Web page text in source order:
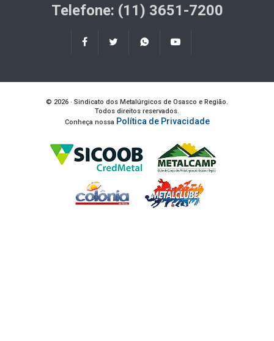
Telefone: (11) 3651-7200
© 2026 · Sindicato dos Metalúrgicos de Osasco e Região.
Todos direitos reservados.
Conheça nossa Política de Privacidade